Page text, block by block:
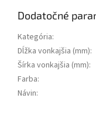
Dodatočné
Kategória:
Dĺžka vonkajšia (mm):
Šírka vonkajšia (mm):
Farba:
Návin: